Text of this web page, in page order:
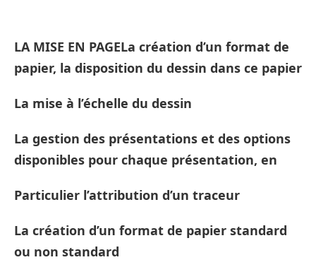
LA MISE EN PAGELa création d’un format de
papier, la disposition du dessin dans ce papier
La mise à l’échelle du dessin
La gestion des présentations et des options
disponibles pour chaque présentation, en
Particulier l’attribution d’un traceur
La création d’un format de papier standard
ou non standard